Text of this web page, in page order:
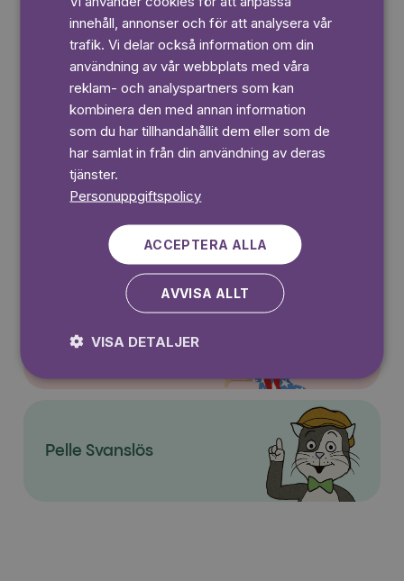
Läs mer
Pino
Sagasagor
Super-Charlie
Pelle Svanslös
innehåll, annonser och för att analysera vår
trafik. Vi delar också information om din
användning av vår webbplats med våra
reklam- och analyspartners som kan
kombinera den med annan information
som du har tillhandahållit dem eller som de
har samlat in från din användning av deras
tjänster.
Personuppgiftspolicy
ACCEPTERA ALLA
AVVISA ALLT
VISA DETALJER